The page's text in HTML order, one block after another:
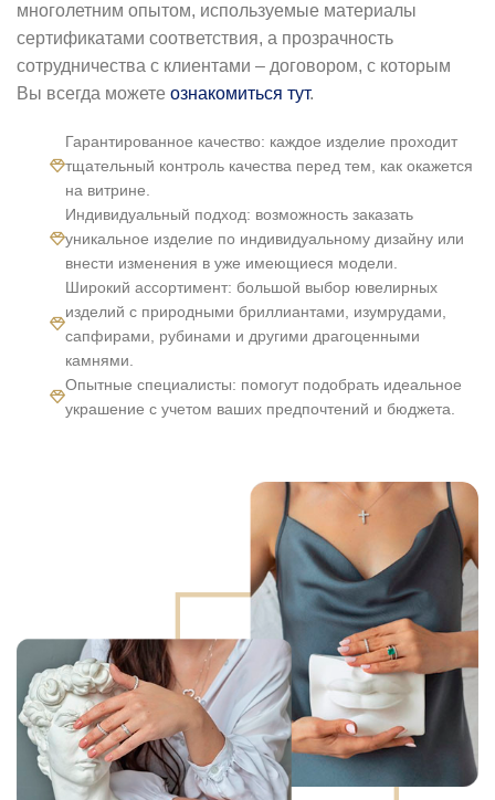
многолетним опытом, используемые материалы
сертификатами соответствия, а прозрачность
сотрудничества с клиентами – договором, с которым
Вы всегда можете ознакомиться тут.
Гарантированное качество: каждое изделие проходит
тщательный контроль качества перед тем, как окажется
на витрине.
Индивидуальный подход: возможность заказать
уникальное изделие по индивидуальному дизайну или
внести изменения в уже имеющиеся модели.
Широкий ассортимент: большой выбор ювелирных
изделий с природными бриллиантами, изумрудами,
сапфирами, рубинами и другими драгоценными
камнями.
Опытные специалисты: помогут подобрать идеальное
украшение с учетом ваших предпочтений и бюджета.